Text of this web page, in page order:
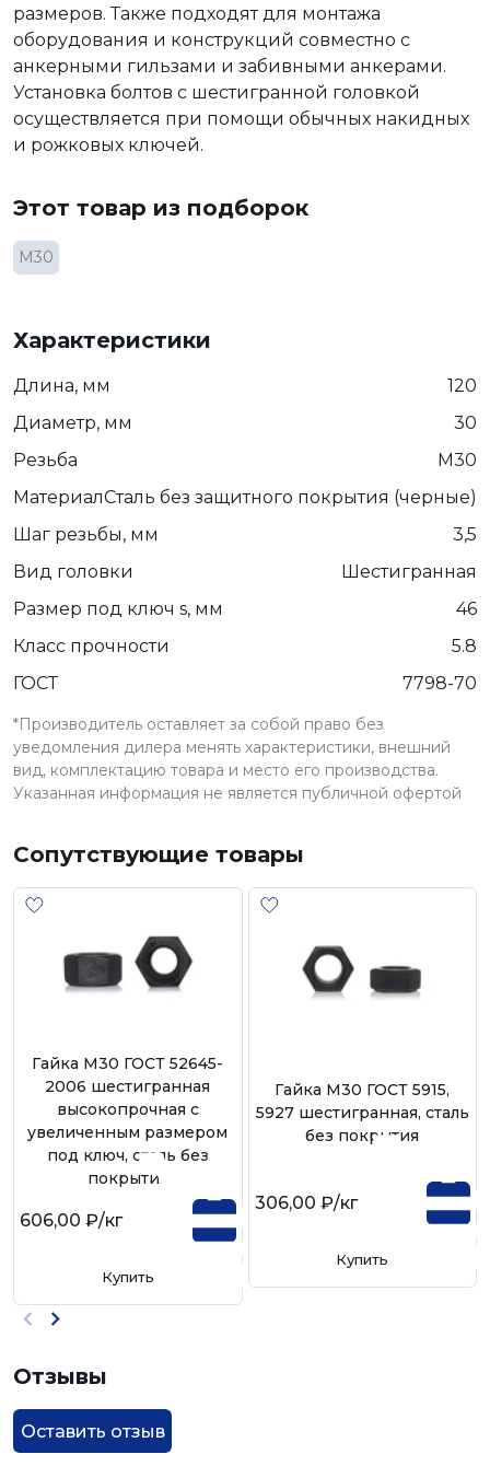
размеров. Также подходят для монтажа
оборудования и конструкций совместно с
анкерными гильзами и забивными анкерами.
Установка болтов с шестигранной головкой
осуществляется при помощи обычных накидных
и рожковых ключей.
Этот товар из подборок
М30
Характеристики
Длина, мм
120
Диаметр, мм
30
Резьба
М30
МатериалСталь без защитного покрытия (черные)
Шаг резьбы, мм
3,5
Вид головки
Шестигранная
Размер под ключ s, мм
46
Класс прочности
5.8
ГОСТ
7798-70
*Производитель оставляет за собой право без
уведомления дилера менять характеристики, внешний
вид, комплектацию товара и место его производства.
Указанная информация не является публичной офертой
Сопутствующие товары
Гайка М30 ГОСТ 52645-
2006 шестигранная
высокопрочная с
увеличенным размером
под ключ, сталь без
покрытия
606,00 ₽/кг
Купить
Гайка М30 ГОСТ 5915,
5927 шестигранная, сталь
без покрытия
306,00 ₽/кг
Купить
Отзывы
Оставить отзыв